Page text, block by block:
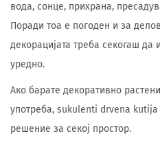
вода, сонце, прихрана,
Поради тоа е погоден и за
декорацијата треба секогаш да
уредно.
Ако барате декоративно
употреба, sukulenti drvena
решение за секој простор.